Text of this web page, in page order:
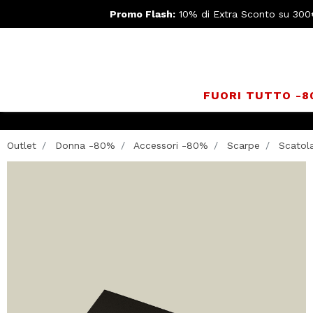
Promo Flash:10% di Extra Sconto su
FUORI TUTTO -
Outlet Donna -80% Accessori -80% Scarpe